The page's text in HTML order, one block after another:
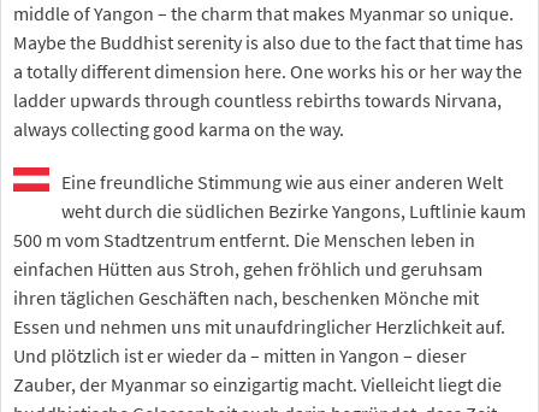
middle of Yangon – the charm that makes Myanmar so unique.
Maybe the Buddhist serenity is also due to the fact that time has
a totally different dimension here. One works his or her way the
ladder upwards through countless rebirths towards Nirvana,
always collecting good karma on the way.
Eine freundliche Stimmung wie aus einer anderen Welt
weht durch die südlichen Bezirke Yangons, Luftlinie kaum
500 m vom Stadtzentrum entfernt. Die Menschen leben in
einfachen Hütten aus Stroh, gehen fröhlich und geruhsam
ihren täglichen Geschäften nach, beschenken Mönche mit
Essen und nehmen uns mit unaufdringlicher Herzlichkeit auf.
Und plötzlich ist er wieder da – mitten in Yangon – dieser
Zauber, der Myanmar so einzigartig macht. Vielleicht liegt die